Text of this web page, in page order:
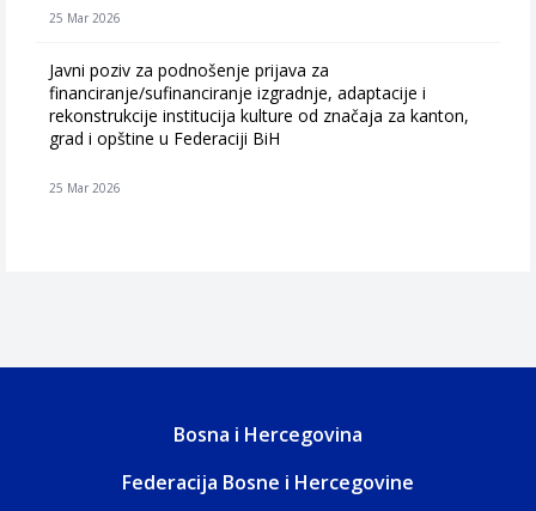
25 Mar 2026
Javni poziv za podnošenje prijava za
financiranje/sufinanciranje izgradnje, adaptacije i
rekonstrukcije institucija kulture od značaja za kanton,
grad i opštine u Federaciji BiH
25 Mar 2026
Bosna i Hercegovina
Federacija Bosne i Hercegovine